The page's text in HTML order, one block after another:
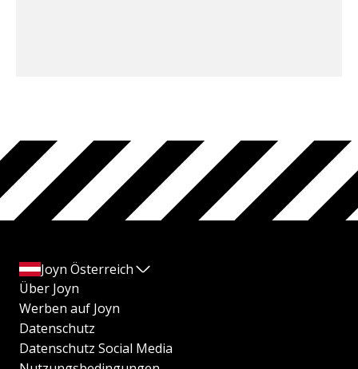
Joyn Österreich
Über Joyn
Werben auf Joyn
Datenschutz
Datenschutz Social Media